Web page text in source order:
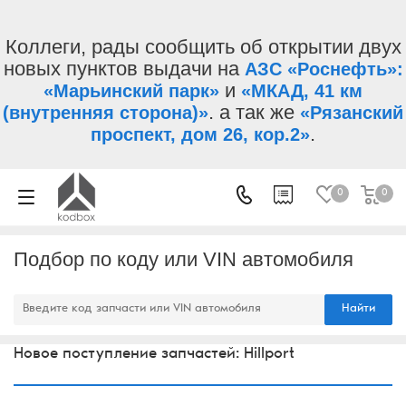
Коллеги, рады сообщить об открытии двух
новых пунктов выдачи на АЗС «Роснефть»:
«Марьинский парк» и «МКАД, 41 км
(внутренняя сторона)». а так же «Рязанский
проспект, дом 26, кор.2».
0 0
Подбор по коду или VIN автомобиля
Найти
Новое поступление запчастей: Hillport